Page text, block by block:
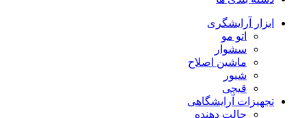
ابزار آرایشگری
اتو مو
سشوار
ماشین اصلاح
شیور
قیچی
تجهیزات آرایشگاهی
حالت دهنده